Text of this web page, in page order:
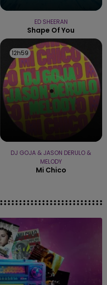
ED SHEERAN
Shape Of You
12h59
12h59
DJ GOJA & JASON DERULO &
MELODY
Mi Chico